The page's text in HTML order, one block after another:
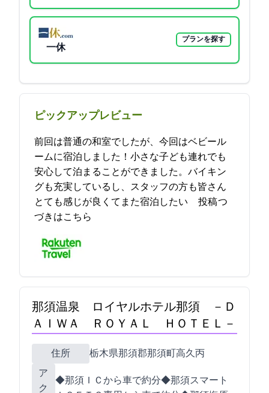
一休
プランを探す
ピックアップレビュー
前回は普通の和室でしたが、今回はベビール
ームに宿泊しました！小さな子ども連れでも
安心して泊まることができました。バイキン
グも充実しているし、スタッフの方も皆さん
とても感じが良くてまた宿泊したい… 2021-08-24 20:44:20投稿つ
づきはこちら
那須温泉 ロイヤルホテル那須 －Ｄ
ＡＩＷＡ ＲＯＹＡＬ ＨＯＴＥＬ－
住所
栃木県那須郡那須町高久丙4449-2
ア
ク
◆那須ＩＣから車で約10分◆那須スマート